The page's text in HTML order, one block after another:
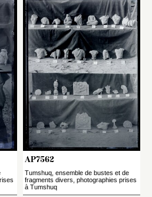
AP7562
Tumshuq, ensemble de bustes et de
fragments divers, photographies prises
à Tumshuq